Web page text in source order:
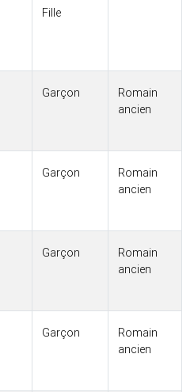
Fille
Garçon
Romain
ancien
Garçon
Romain
ancien
Garçon
Romain
ancien
Garçon
Romain
ancien